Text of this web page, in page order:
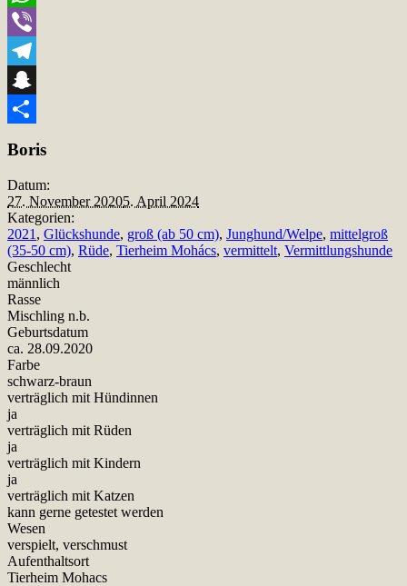
WhatsApp
Viber
Telegram
Snapchat
Boris
Datum:
27. November 20205. April 2024
Kategorien:
2021 , Glückshunde, groß (ab 50 cm), Junghund/Welpe, mittelgroß
(35-50 cm), Rüde, Tierheim Mohács, vermittelt, Vermittlungshunde
Geschlecht
männlich
Rasse
Mischling n.b.
Geburtsdatum
ca. 28.09.2020
Farbe
schwarz-braun
verträglich mit Hündinnen
ja
verträglich mit Rüden
ja
verträglich mit Kindern
ja
verträglich mit Katzen
kann gerne getestet werden
Wesen
verspielt, verschmust
Aufenthaltsort
Tierheim Mohacs